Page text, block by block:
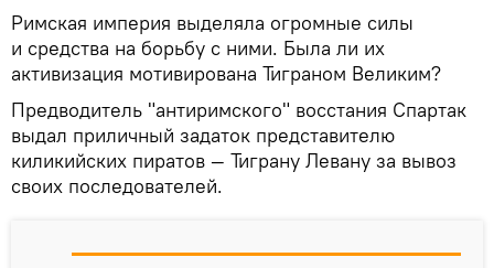
Римская империя выделяла огромные силы
и средства на борьбу с ними. Была ли их
активизация мотивирована Тиграном Великим?
Предводитель "антиримского" восстания Спартак
выдал приличный задаток представителю
киликийских пиратов — Тиграну Левану за вывоз
своих последователей.